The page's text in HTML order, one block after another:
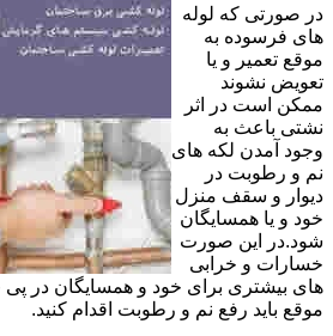
در صورتی که لوله
های فرسوده به
موقع تعمیر و یا
تعویض نشوند
ممکن است در اثر
نشتی باعث به
وجود آمدن لکه های
نم و رطوبت در
دیوار و سقف منزل
خود و یا همسایگان
شود.در این صورت
خسارات و خرابی
های بیشتری برای خود و همسایگان در
موقع باید رفع نم و رطوبت اقدام کنید.